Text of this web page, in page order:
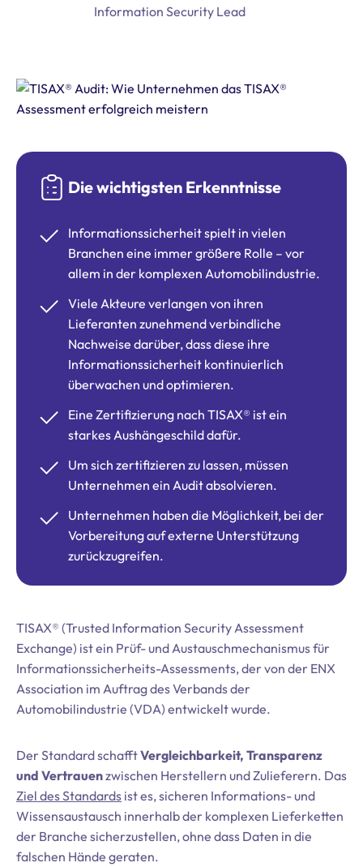
Information Security Lead
Die wichtigsten Erkenntnisse
Informationssicherheit spielt in vielen
Branchen eine immer größere Rolle – vor
allem in der komplexen Automobilindustrie.
Viele Akteure verlangen von ihren
Lieferanten zunehmend verbindliche
Nachweise darüber, dass diese ihre
Informationssicherheit kontinuierlich
überwachen und optimieren.
Eine Zertifizierung nach TISAX® ist ein
starkes Aushängeschild dafür.
Um sich zertifizieren zu lassen, müssen
Unternehmen ein Audit absolvieren.
Unternehmen haben die Möglichkeit, bei der
Vorbereitung auf externe Unterstützung
zurückzugreifen.
TISAX® (Trusted Information Security Assessment
Exchange) ist ein Prüf- und Austauschmechanismus für
Informationssicherheits-Assessments, der von der ENX
Association im Auftrag des Verbands der
Automobilindustrie (VDA) entwickelt wurde.
Der Standard schafftVergleichbarkeit, Transparenz
und Vertrauenzwischen Herstellern und Zulieferern. Das
Ziel des Standards ist es, sicheren Informations- und
Wissensaustausch innerhalb der komplexen Lieferketten
der Branche sicherzustellen, ohne dass Daten in die
falschen Hände geraten.